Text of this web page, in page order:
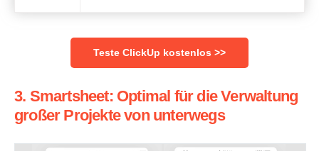
Teste ClickUp kostenlos >>
3. Smartsheet: Optimal für die Verwaltung
großer Projekte von unterwegs